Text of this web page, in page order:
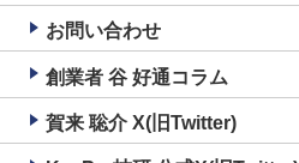
お問い合わせ
創業者 谷 好通コラム
賀来 聡介 X(旧Twitter)